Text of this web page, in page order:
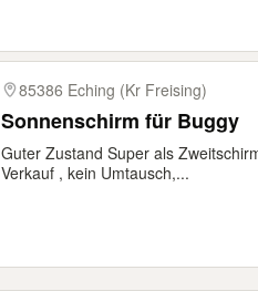
85386 Eching (Kr Freising)
Sonnenschirm für Buggy
Guter Zustand Super als
Verkauf , kein Umtausch,...